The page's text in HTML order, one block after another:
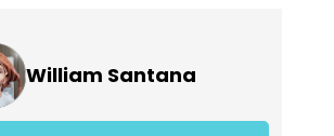
William Santana
João Fideles
Araisis Oliveira